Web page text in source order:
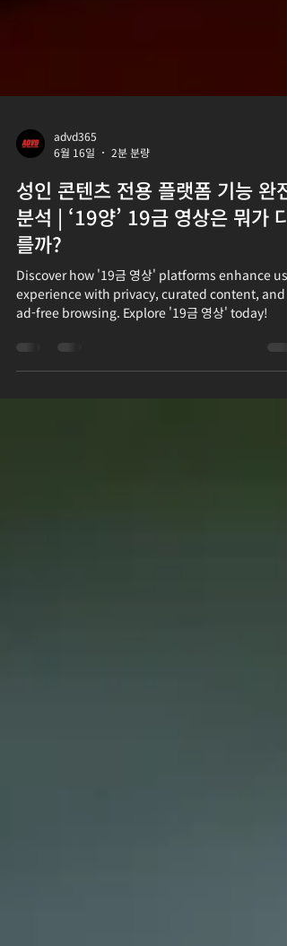
6월 16일
2분 분량
성인 콘텐츠 전용 플랫폼 기능 완전
분석 | ‘19양’ 19금 영상은 뭐가 다
를까?
Discover how '19금 영상' platforms enhance
ad-free browsing. Explore '19금 영상' today!